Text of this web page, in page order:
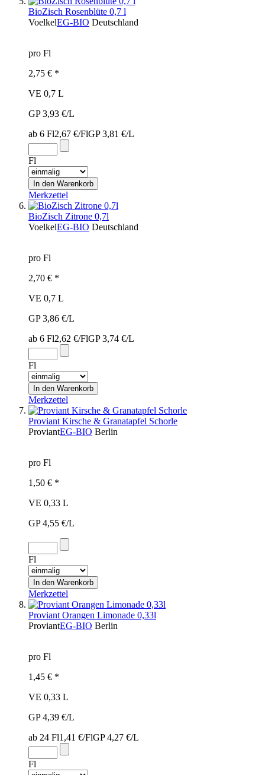
BioZisch Rosenblüte 0,7 l
VoelkelEG-BIO Deutschland
pro Fl
2,75 € *
VE 0,7 L
GP 3,93 €/L
ab 6 Fl2,67 €/FlGP 3,81 €/L
Fl
Merkzettel
BioZisch Zitrone 0,7l
VoelkelEG-BIO Deutschland
pro Fl
2,70 € *
VE 0,7 L
GP 3,86 €/L
ab 6 Fl2,62 €/FlGP 3,74 €/L
Fl
Merkzettel
Proviant Kirsche & Granatapfel Schorle
ProviantEG-BIO Berlin
pro Fl
1,50 € *
VE 0,33 L
GP 4,55 €/L
Fl
Merkzettel
Proviant Orangen Limonade 0,33l
ProviantEG-BIO Berlin
pro Fl
1,45 € *
VE 0,33 L
GP 4,39 €/L
ab 24 Fl1,41 €/FlGP 4,27 €/L
Fl